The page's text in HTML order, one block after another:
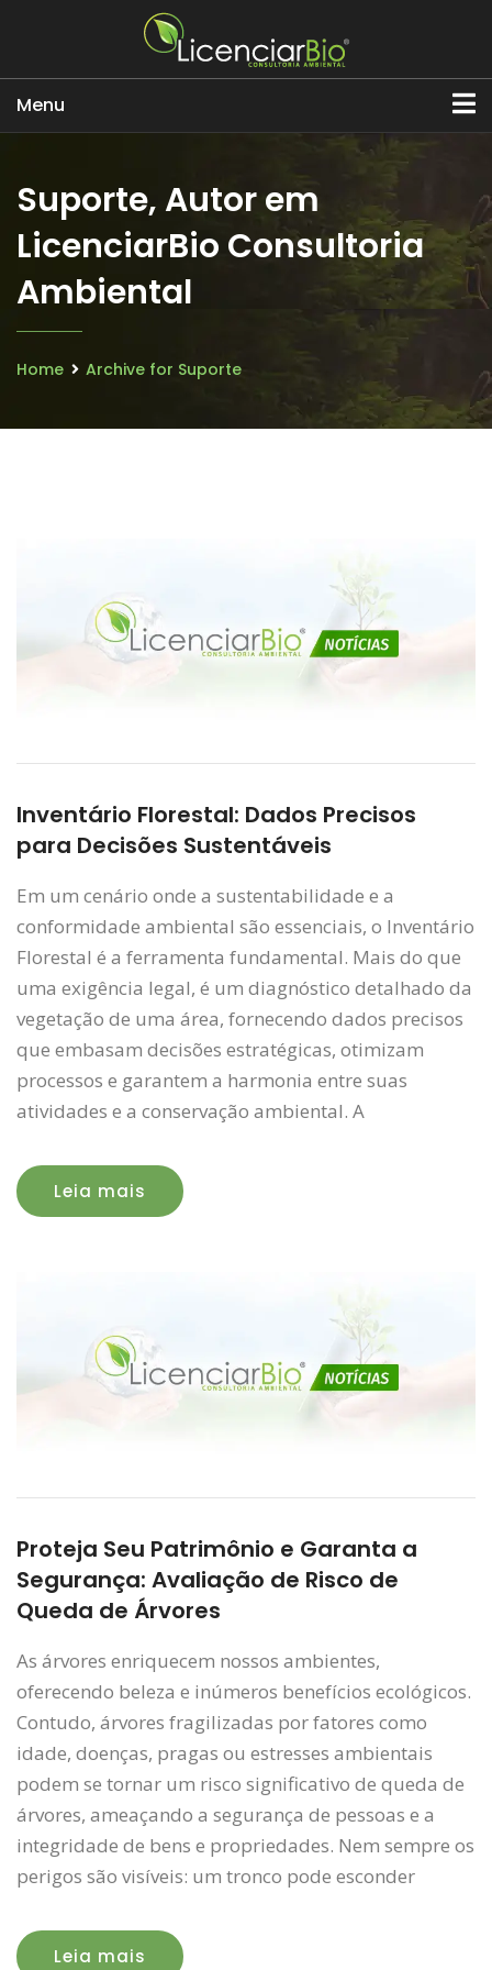
Menu
Suporte, Autor em
LicenciarBio Consultoria
Ambiental
Home Archive for Suporte
Inventário Florestal: Dados Precisos
para Decisões Sustentáveis
Em um cenário onde a sustentabilidade e a
conformidade ambiental são essenciais, o Inventário
Florestal é a ferramenta fundamental. Mais do que
uma exigência legal, é um diagnóstico detalhado da
vegetação de uma área, fornecendo dados precisos
que embasam decisões estratégicas, otimizam
processos e garantem a harmonia entre suas
atividades e a conservação ambiental. A
Leia mais
Proteja Seu Patrimônio e Garanta a
Segurança: Avaliação de Risco de
Queda de Árvores
As árvores enriquecem nossos ambientes,
oferecendo beleza e inúmeros benefícios ecológicos.
Contudo, árvores fragilizadas por fatores como
idade, doenças, pragas ou estresses ambientais
podem se tornar um risco significativo de queda de
árvores, ameaçando a segurança de pessoas e a
integridade de bens e propriedades. Nem sempre os
perigos são visíveis: um tronco pode esconder
Leia mais